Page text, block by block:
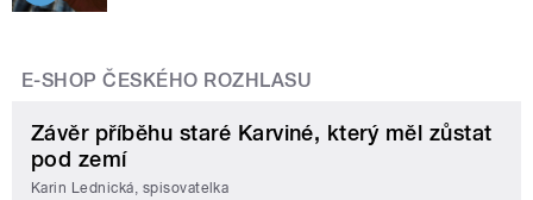
E-SHOP ČESKÉHO ROZHLASU
Závěr příběhu staré Karviné, který měl zůstat
pod zemí
Karin Lednická, spisovatelka